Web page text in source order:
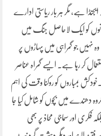
ایجنڈا ہے، مگر ہر بار ریاستی ادارے
کو ایک لاحاصل جنگ میں
جو گمراہی میں پہاڑوں پر
کر رہا ہے۔ ایسے گمراہ عناصر
بمباروں کو روکنا وقت کی اہم
میں بچوں کو شامل کیا جا
اور سماجی محاذ پر بھی